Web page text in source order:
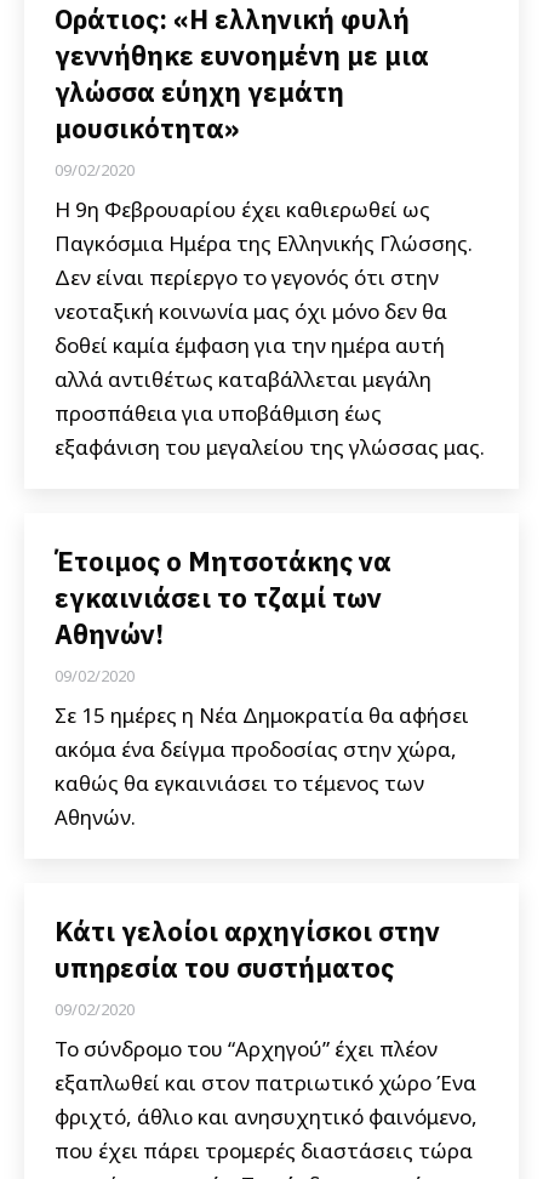
Οράτιος: «Η ελληνική φυλή
γεννήθηκε ευνοημένη με μια
γλώσσα εύηχη γεμάτη
μουσικότητα»
09/02/2020
Η 9η Φεβρουαρίου έχει καθιερωθεί ως
Παγκόσμια Ημέρα της Ελληνικής Γλώσσης.
Δεν είναι περίεργο το γεγονός ότι στην
νεοταξική κοινωνία μας όχι μόνο δεν θα
δοθεί καμία έμφαση για την ημέρα αυτή
αλλά αντιθέτως καταβάλλεται μεγάλη
προσπάθεια για υποβάθμιση έως
εξαφάνιση του μεγαλείου της γλώσσας μας.
Έτοιμος ο Μητσοτάκης να
εγκαινιάσει το τζαμί των
Αθηνών!
09/02/2020
Σε 15 ημέρες η Νέα Δημοκρατία θα αφήσει
ακόμα ένα δείγμα προδοσίας στην χώρα,
καθώς θα εγκαινιάσει το τέμενος των
Αθηνών.
Κάτι γελοίοι αρχηγίσκοι στην
υπηρεσία του συστήματος
09/02/2020
Το σύνδρομο του “Αρχηγού” έχει πλέον
εξαπλωθεί και στον πατριωτικό χώρο Ένα
φριχτό, άθλιο και ανησυχητικό φαινόμενο,
που έχει πάρει τρομερές διαστάσεις τώρα